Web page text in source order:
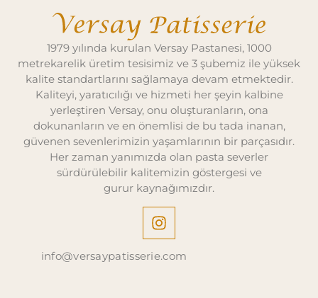
1979 yılında kurulan Versay Pastanesi, 1000
metrekarelik üretim tesisimiz ve 3 şubemiz ile yüksek
kalite standartlarını sağlamaya devam etmektedir.
Kaliteyi, yaratıcılığı ve hizmeti her şeyin kalbine
yerleştiren Versay, onu oluşturanların, ona
dokunanların ve en önemlisi de bu tada inanan,
güvenen sevenlerimizin yaşamlarının bir parçasıdır.
Her zaman yanımızda olan pasta severler
sürdürülebilir kalitemizin göstergesi ve
gurur kaynağımızdır.
info@versaypatisserie.com